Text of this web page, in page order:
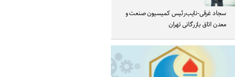
سجاد غرقی-نایب‌رئیس کمیسیون صنعت و
معدن اتاق بازرگانی تهران